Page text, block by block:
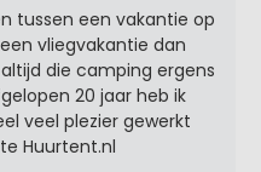
tussen een vakantie op
vliegvakantie dan
die camping ergens
20 jaar heb ik
veel plezier gewerkt
Huurtent.nl